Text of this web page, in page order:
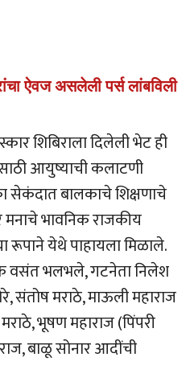
ऐवज असलेली पर्स लांबविली
शिबिराला दिलेली भेट ही
आयुष्याची कलाटणी
सेकंदात बालकाचे शिक्षणाचे
भावनिक राजकीय
रूपाने येथे पाहायला मिळाले.
वसंत भलभले, गटनेता निलेश
संतोष मराठे, माऊली महाराज
भूषण महाराज (पिंपरी
बाळू सोनार आदींची